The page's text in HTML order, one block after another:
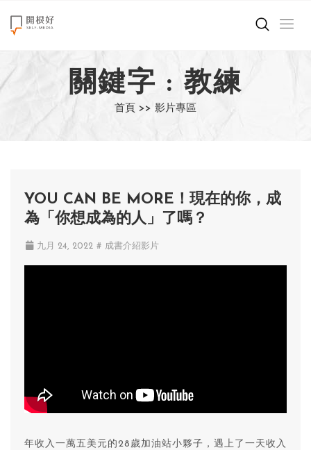
來點正能量
世界在想什麼
創造美好生活
職場商業經濟
影片專區
關鍵字 : 教練
首頁 >> 影片專區
YOU CAN BE MORE！現在的你，成
為「你想成為的人」了嗎？
九月 24, 2022 # 成書介紹影片
年收入一萬五美元的28歲加油站小夥子，遇上了一天收入